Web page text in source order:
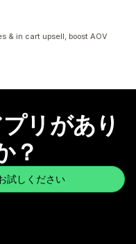
& in cart upsell, boost AOV
リがあり
？
試しください